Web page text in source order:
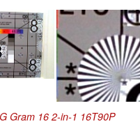
Gram 16 2-in-1 16T90P